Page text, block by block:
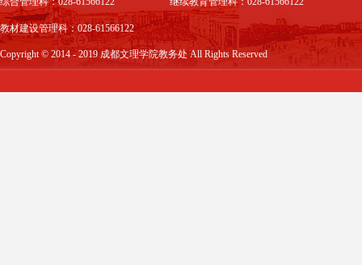
教材建设管理科：028-61566122
Copyright © 2014 - 2019 成都文理学院教务处 All Rights Reserved